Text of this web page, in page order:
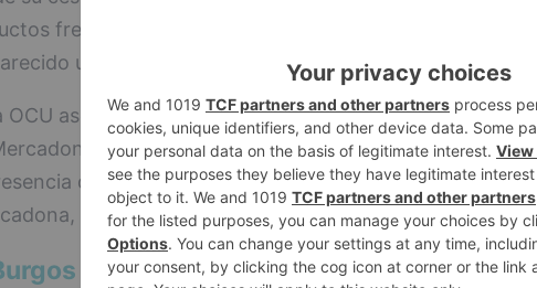
frescos son los que más han subido de precio, ya
un 6,3% de media.
OCU asegura que casi la mitad del mercado español se
Dia y Carrefour. Sin embargo, la asociación
de cadenas con buen nivel de precios, como
obliga a ajustar los precios en su entorno.